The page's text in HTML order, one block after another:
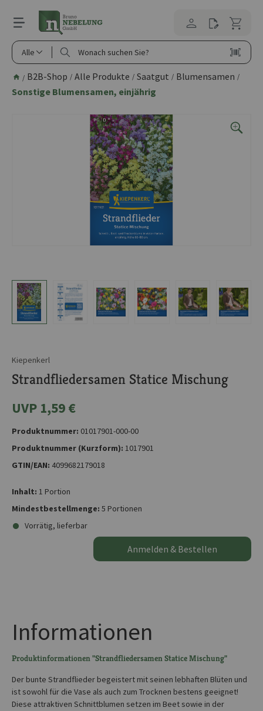
springen
Alle
/ B2B-Shop / Alle Produkte / Saatgut / Blumensamen /
Sonstige Blumensamen, einjährig
Kiepenkerl
Strandfliedersamen Statice Mischung
UVP 1,59 €
Produktnummer: 01017901-000-00
Produktnummer (Kurzform): 1017901
GTIN/EAN: 4099682179018
Inhalt: 1 Portion
Mindestbestellmenge: 5 Portionen
Vorrätig, lieferbar
Anmelden & Bestellen
Informationen
Produktinformationen "Strandfliedersamen Statice Mischung"
Der bunte Strandflieder begeistert mit seinen lebhaften Blüten und
ist sowohl für die Vase als auch zum Trocknen bestens geeignet!
Diese attraktiven Schnittblumen setzen im Beet sowie in der